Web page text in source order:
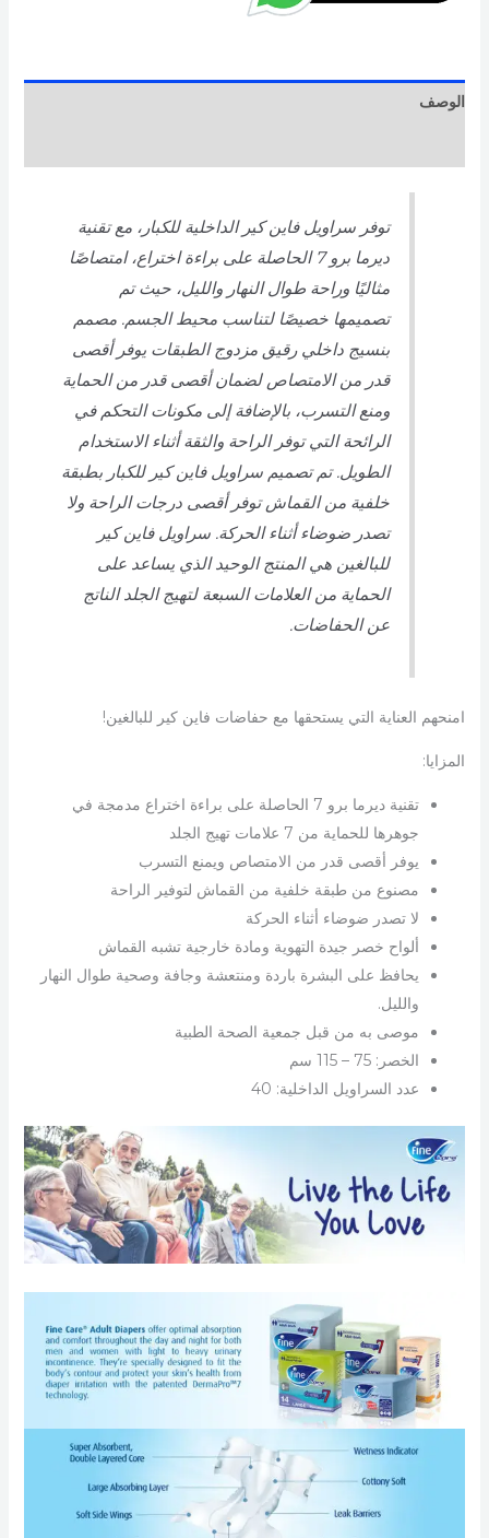
الوصف
توفر سراويل فاين كير الداخلية للكبار، مع تقنية
ديرما برو 7 الحاصلة على براءة اختراع، امتصاصًا
مثاليًا وراحة طوال النهار والليل، حيث تم
تصميمها خصيصًا لتناسب محيط الجسم. مصمم
بنسيج داخلي رقيق مزدوج الطبقات يوفر أقصى
قدر من الامتصاص لضمان أقصى قدر من الحماية
ومنع التسرب، بالإضافة إلى مكونات التحكم في
الرائحة التي توفر الراحة والثقة أثناء الاستخدام
الطويل. تم تصميم سراويل فاين كير للكبار بطبقة
خلفية من القماش توفر أقصى درجات الراحة ولا
تصدر ضوضاء أثناء الحركة. سراويل فاين كير
للبالغين هي المنتج الوحيد الذي يساعد على
الحماية من العلامات السبعة لتهيج الجلد الناتج
عن الحفاضات.
امنحهم العناية التي يستحقها مع حفاضات فاين كير للبالغين!
المزايا:
تقنية ديرما برو 7 الحاصلة على براءة اختراع مدمجة في
جوهرها للحماية من 7 علامات تهيج الجلد
يوفر أقصى قدر من الامتصاص ويمنع التسرب
مصنوع من طبقة خلفية من القماش لتوفير الراحة
لا تصدر ضوضاء أثناء الحركة
ألواح خصر جيدة التهوية ومادة خارجية تشبه القماش
يحافظ على البشرة باردة ومنتعشة وجافة وصحية طوال النهار
والليل.
موصى به من قبل جمعية الصحة الطبية
الخصر: 75 – 115 سم
عدد السراويل الداخلية: 40